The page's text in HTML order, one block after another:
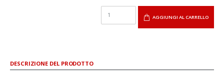
AGGIUNGI AL CARRELLO
DESCRIZIONE DEL PRODOTTO